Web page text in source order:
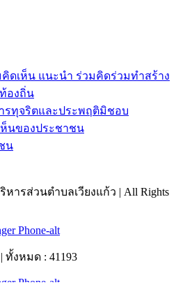
ดเห็น แนะนำ ร่วมคิดร่วมทำสร้าง
องถิ่น
ารทุจริตและประพฤติมิชอบ
นของประชาชน
น
หารส่วนตำบลเวียงแก้ว | All Rights
Phone-alt
ทั้งหมด : 41193
Phone-alt